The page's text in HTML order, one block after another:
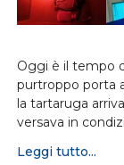
Oggi è il tempo
purtroppo porta
la tartaruga
versava in
Leggi tutto...